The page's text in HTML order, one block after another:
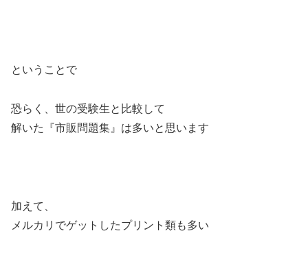
ということで
恐らく、世の受験生と比較して
解いた『市販問題集』は多いと思います
加えて、
メルカリでゲットしたプリント類も多い